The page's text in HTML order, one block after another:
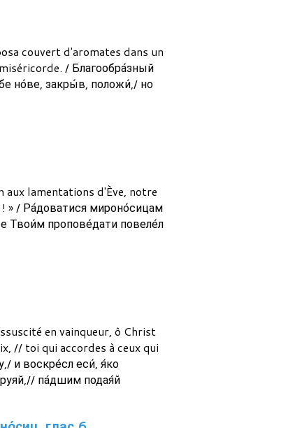
couvert d'aromates dans un
/ Благообра́зный
но́ве, закры́в, положи́,/ но
lamentations d'Ève, notre
» / Ра́доватися мироно́сицам
Твои́м пропове́дати повеле́л
en vainqueur, ô Christ
// toi qui accordes à ceux qui
и воскре́сл еси́, я́ко
па́дшим подая́й